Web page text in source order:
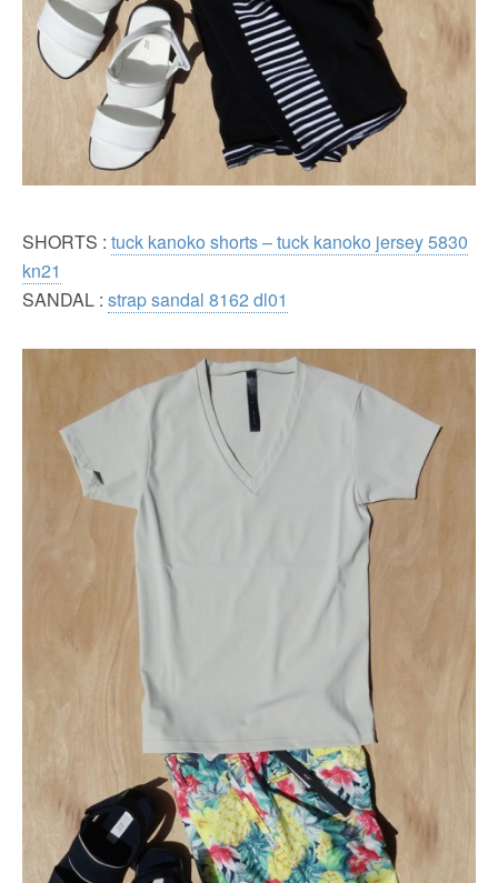
SHORTS : tuck kanoko shorts – tuck kanoko jersey 5830
kn21
SANDAL : strap sandal 8162 dl01